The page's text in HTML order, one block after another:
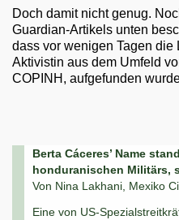
Doch damit nicht genug.
Guardian-Artikels unten
dass vor wenigen Tagen
Aktivistin aus dem Umfeld
COPINH, aufgefunden
Berta Cáceres’ Name
honduranischen Militärs,
Von Nina Lakhani, Mexiko
Eine von US-